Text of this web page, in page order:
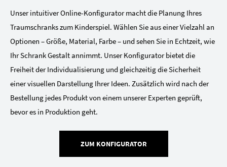
Unser intuitiver Online-Konfigurator macht die Planung Ihres
Traumschranks zum Kinderspiel. Wählen Sie aus einer Vielzahl an
Optionen – Größe, Material, Farbe – und sehen Sie in Echtzeit, wie
Ihr Schrank Gestalt annimmt. Unser Konfigurator bietet die
Freiheit der Individualisierung und gleichzeitig die Sicherheit
einer visuellen Darstellung Ihrer Ideen. Zusätzlich wird nach der
Bestellung jedes Produkt von einem unserer Experten geprüft,
bevor es in Produktion geht.
ZUM KONFIGURATOR